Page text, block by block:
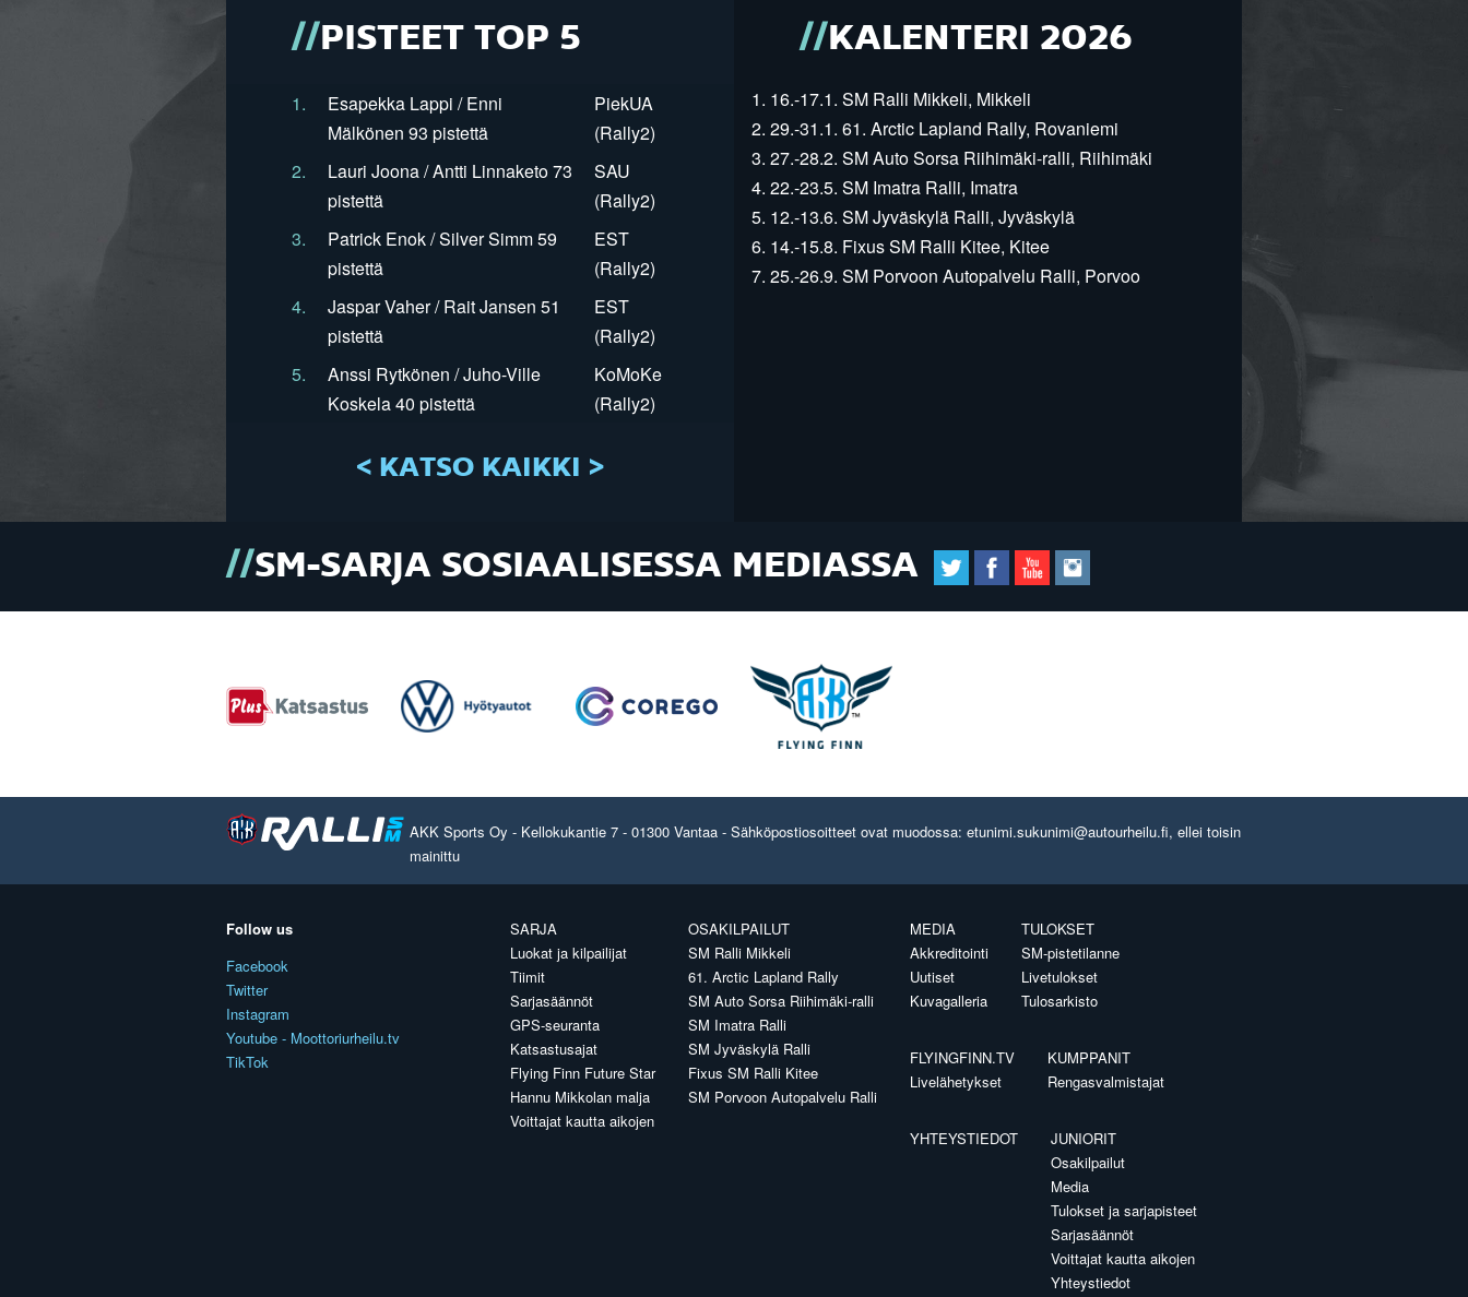
PISTEET TOP 5
1.
Esapekka Lappi / Enni
Mälkönen 93 pistettä
PiekUA
(Rally2)
2.
Lauri Joona / Antti Linnaketo 73
pistettä
SAU
(Rally2)
3.
Patrick Enok / Silver Simm 59
pistettä
EST
(Rally2)
4.
Jaspar Vaher / Rait Jansen 51
pistettä
EST
(Rally2)
5.
Anssi Rytkönen / Juho-Ville
Koskela 40 pistettä
KoMoKe
(Rally2)
< KATSO KAIKKI >
KALENTERI 2026
1. 16.-17.1. SM Ralli Mikkeli, Mikkeli
2. 29.-31.1. 61. Arctic Lapland Rally, Rovaniemi
3. 27.-28.2. SM Auto Sorsa Riihimäki-ralli, Riihimäki
4. 22.-23.5. SM Imatra Ralli, Imatra
5. 12.-13.6. SM Jyväskylä Ralli, Jyväskylä
6. 14.-15.8. Fixus SM Ralli Kitee, Kitee
7. 25.-26.9. SM Porvoon Autopalvelu Ralli, Porvoo
SM-SARJA SOSIAALISESSA MEDIASSA
AKK Sports Oy - Kellokukantie 7 - 01300 Vantaa - Sähköpostiosoitteet ovat muodossa: etunimi.sukunimi@autourheilu.fi, ellei toisin
mainittu
Follow us
Facebook
Twitter
Instagram
Youtube - Moottoriurheilu.tv
TikTok
SARJA
Luokat ja kilpailijat
Tiimit
Sarjasäännöt
GPS-seuranta
Katsastusajat
Flying Finn Future Star
Hannu Mikkolan malja
Voittajat kautta aikojen
OSAKILPAILUT
SM Ralli Mikkeli
61. Arctic Lapland Rally
SM Auto Sorsa Riihimäki-ralli
SM Imatra Ralli
SM Jyväskylä Ralli
Fixus SM Ralli Kitee
SM Porvoon Autopalvelu Ralli
MEDIA
Akkreditointi
Uutiset
Kuvagalleria
TULOKSET
SM-pistetilanne
Livetulokset
Tulosarkisto
FLYINGFINN.TV
Livelähetykset
KUMPPANIT
Rengasvalmistajat
YHTEYSTIEDOT
JUNIORIT
Osakilpailut
Media
Tulokset ja sarjapisteet
Sarjasäännöt
Voittajat kautta aikojen
Yhteystiedot